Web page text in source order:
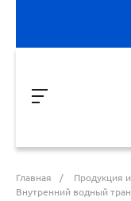
Главная / Продукция
Внутренний водный